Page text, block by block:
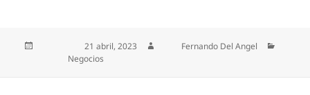
Publicado el21 abril, 2023
Fernando Del Angel
Negocios